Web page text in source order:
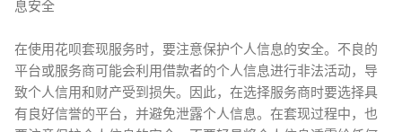
息安全
在使用花呗套现服务时，要注意保护个人信息的安全。不良的
平台或服务商可能会利用借款者的个人信息进行非法活动，导
致个人信用和财产受到损失。因此，在选择服务商时要选择具
有良好信誉的平台，并避免泄露个人信息。在套现过程中，也